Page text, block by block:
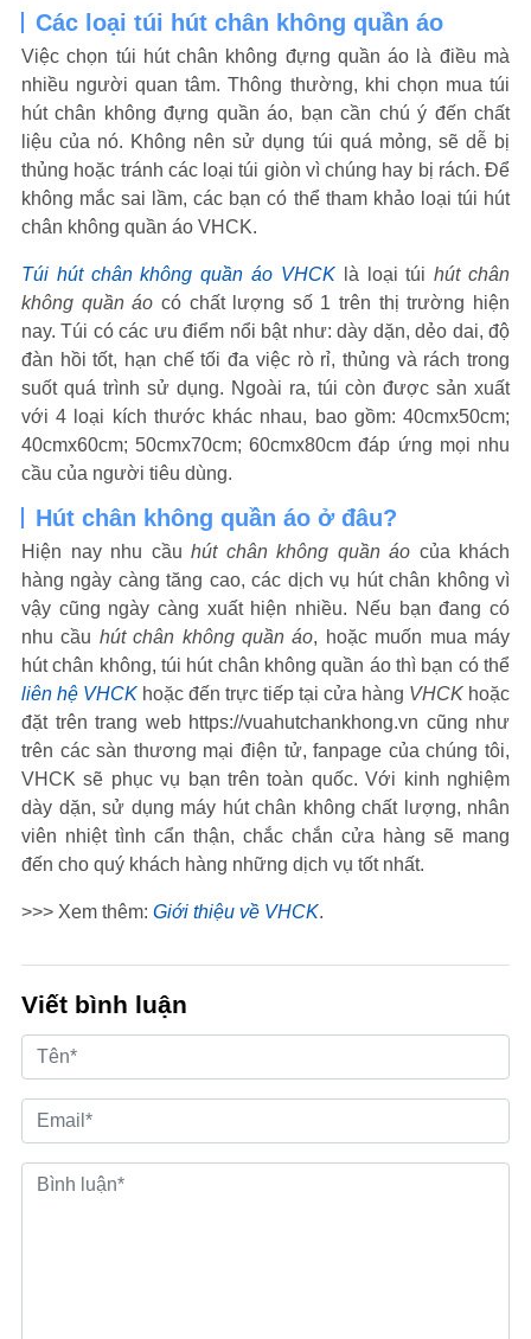
Các loại túi hút chân không quần áo
Việc chọn túi hút chân không đựng quần áo là điều mà
nhiều người quan tâm. Thông thường, khi chọn mua túi
hút chân không đựng quần áo, bạn cần chú ý đến chất
liệu của nó. Không nên sử dụng túi quá mỏng, sẽ dễ bị
thủng hoặc tránh các loại túi giòn vì chúng hay bị rách. Để
không mắc sai lầm, các bạn có thể tham khảo loại túi hút
chân không quần áo VHCK.
Túi hút chân không quần áo VHCKlà loại túihút chân
không quần áo có chất lượng số 1 trên thị trường hiện
nay. Túi có các ưu điểm nổi bật như: dày dặn, dẻo dai, độ
đàn hồi tốt, hạn chế tối đa việc rò rỉ, thủng và rách trong
suốt quá trình sử dụng. Ngoài ra, túi còn được sản xuất
với 4 loại kích thước khác nhau, bao gồm: 40cmx50cm;
40cmx60cm; 50cmx70cm; 60cmx80cm đáp ứng mọi nhu
cầu của người tiêu dùng.
Hút chân không quần áo ở đâu?
Hiện nay nhu cầu hút chân không quần áo của khách
hàng ngày càng tăng cao, các dịch vụ hút chân không vì
vậy cũng ngày càng xuất hiện nhiều. Nếu bạn đang có
nhu cầu hút chân không quần áo, hoặc muốn mua máy
hút chân không, túi hút chân không quần áo thì bạn có thể
liên hệ VHCK hoặc đến trực tiếp tại cửa hàng VHCK hoặc
đặt trên trang web https://vuahutchankhong.vn cũng như
trên các sàn thương mại điện tử, fanpage của chúng tôi,
VHCK sẽ phục vụ bạn trên toàn quốc. Với kinh nghiệm
dày dặn, sử dụng máy hút chân không chất lượng, nhân
viên nhiệt tình cẩn thận, chắc chắn cửa hàng sẽ mang
đến cho quý khách hàng những dịch vụ tốt nhất.
>>> Xem thêm: Giới thiệu về VHCK.
Viết bình luận